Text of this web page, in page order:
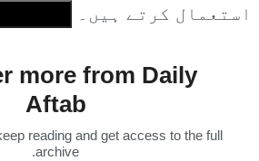
استعمال کرتے ہیں۔
more from Daily
Aftab
reading and get access to the full
archive.